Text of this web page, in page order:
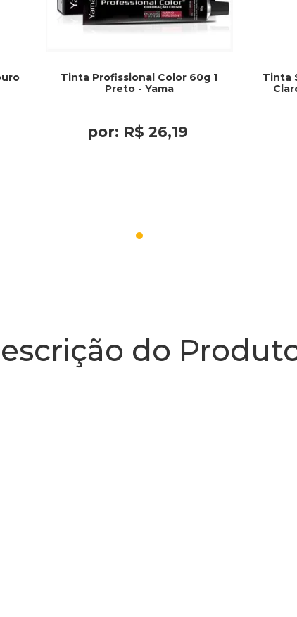
Tinta Profissional Color 60g 1
Preto - Yama
por: R$ 26,19
Tinta
do